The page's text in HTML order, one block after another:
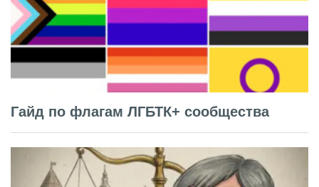
Гайд по флагам ЛГБТК+ сообщества